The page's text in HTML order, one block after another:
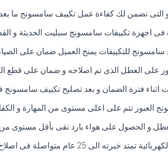
التى تضمن لك كفاءة عمل تكييف سامسونج ما بعد
اجهزة تكييفات سامسونج سبليت الحديثة و
للتكييفات يمنح العميل ضمان على
على العطل الذى تم اصلاحه و ضمان على قطع
اثناء فترة الضمان و بعد تصليح تكييف
العبور تتم على اعلى مستوى من المهارة و
و الحصول على هواء بارد نقى بأقل مستوى من
متواصلة فى اصلاح التكييف فى مصر.